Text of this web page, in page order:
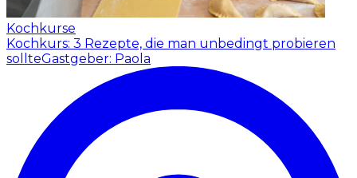
Kochkurse
Kochkurs: 3 Rezepte, die man unbedingt probieren
sollteGastgeber: Paola